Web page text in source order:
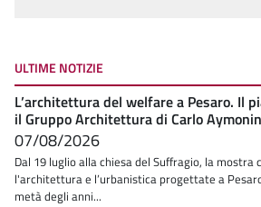
ULTIME NOTIZIE
L’architettura del welfare a Pesaro. Il
il Gruppo Architettura di Carlo
07/08/2026
Dal 19 luglio alla chiesa del Suffragio, la mostra
l'architettura e l’urbanistica progettate a
metà degli anni...